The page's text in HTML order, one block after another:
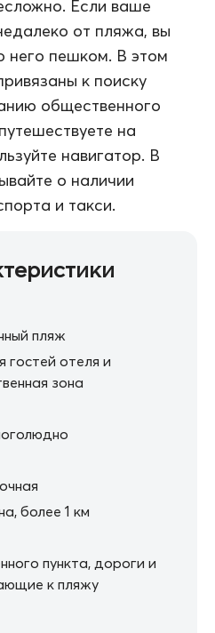
Если ваше
от пляжа, вы
него пешком. В этом
к поиску
общественного
на
навигатор. В
о наличии
и такси.
пляж
гостей отеля и
зона
более 1 км
пункта, дороги и
к пляжу